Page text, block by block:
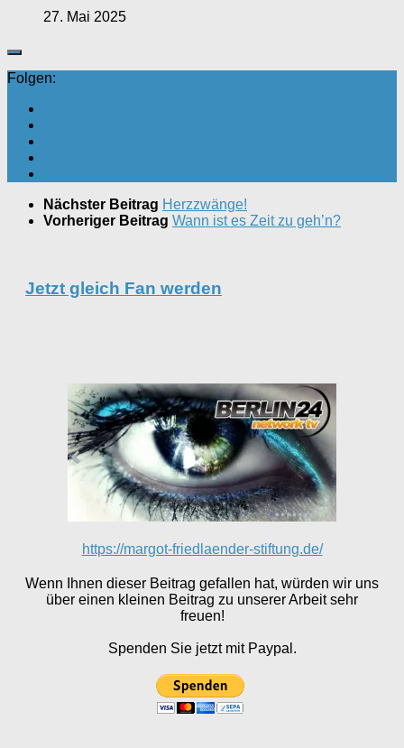
27. Mai 2025
Folgen:
Nächster Beitrag Herzzwänge!
Vorheriger Beitrag Wann ist es Zeit zu geh’n?
Jetzt gleich Fan werden
https://margot-friedlaender-stiftung.de/
Wenn Ihnen dieser Beitrag gefallen hat, würden wir uns
über einen kleinen Beitrag zu unserer Arbeit sehr
freuen!
Spenden Sie jetzt mit Paypal.